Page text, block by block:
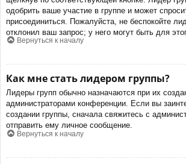
одобрить ваше участие в группе и может
присоединиться. Пожалуйста, не беспокойте
отклонил ваш запрос; у него могут быть для
Вернуться к началу
Как мне стать лидером группы?
Лидеры групп обычно назначаются при их
администраторами конференции. Если вы
создании группы, сначала свяжитесь с
отправить ему личное сообщение.
Вернуться к началу